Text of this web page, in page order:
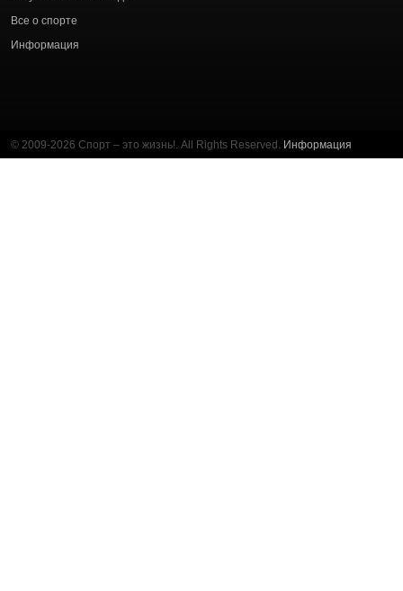
Все о спорте
Информация
© 2009-2026 Спорт – это жизнь!. All Rights Reserved. Информация